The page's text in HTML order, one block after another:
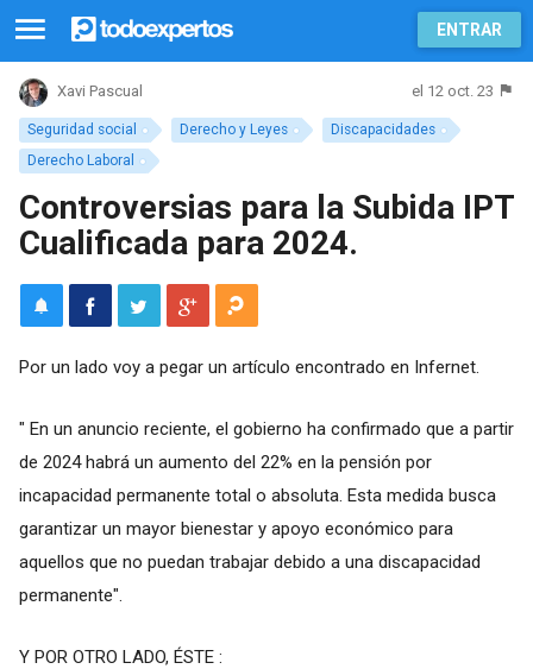
ENTRAR
Seguridad social Derecho y Leyes
Discapacidades
Derecho Laboral
Xavi Pascual el 12 oct. 23
Controversias para la Subida IPT
Cualificada para 2024.
Por un lado voy a pegar un artículo encontrado en Infernet.
" En un anuncio reciente, el gobierno ha confirmado que a partir
de 2024 habrá un aumento del 22% en la pensión por
incapacidad permanente total o absoluta. Esta medida busca
garantizar un mayor bienestar y apoyo económico para
aquellos que no puedan trabajar debido a una discapacidad
permanente".
Y POR OTRO LADO, ÉSTE :